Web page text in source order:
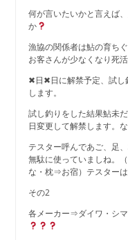
何が言いたいかと言えば
か
漁協の関係者は鮎の育ち
お客さんが少なくなり死
✖日✖日に解禁予定、試し
します。
試し釣りをした結果鮎未
日変更して解禁します。
テスター呼んであご、足
無駄に使っていましね。
な・枕⇒お宿）テスターは
その2
各メーカー⇒ダイワ・シ